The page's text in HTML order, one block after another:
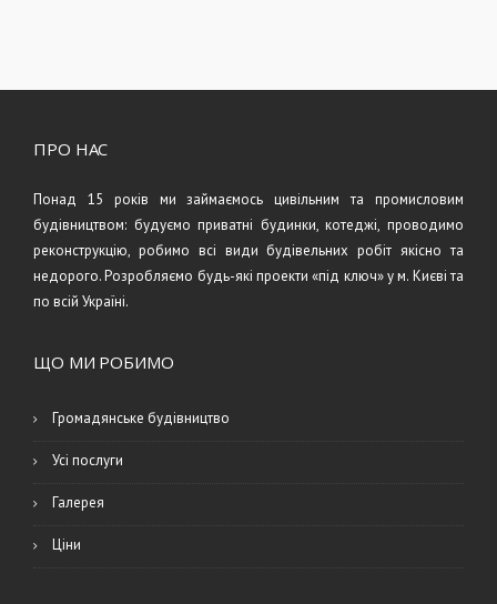
ПРО НАС
Понад 15 років ми займаємось цивільним та промисловим
будівництвом: будуємо приватні будинки, котеджі, проводимо
реконструкцію, робимо всі види будівельних робіт якісно та
недорого. Розробляємо будь-які проекти «під ключ» у м. Києві та
по всій Україні.
ЩО МИ РОБИМО
Громадянське будівництво
Усі послуги
Галерея
Ціни